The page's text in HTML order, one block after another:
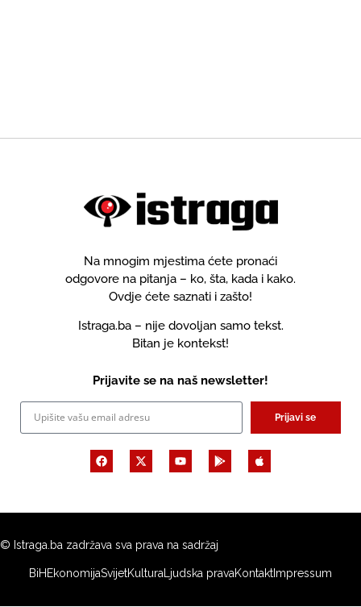
Na mnogim mjestima ćete pronaći
odgovore na pitanja – ko, šta, kada i kako.
Ovdje ćete saznati i zašto!
Istraga.ba – nije dovoljan samo tekst.
Bitan je kontekst!
Prijavite se na naš newsletter!
Prijavi se
© Istraga.ba zadržava sva prava na sadržaj
BiH EkonomijaSvijetKultura Ljudska pravaKontakt Impressum